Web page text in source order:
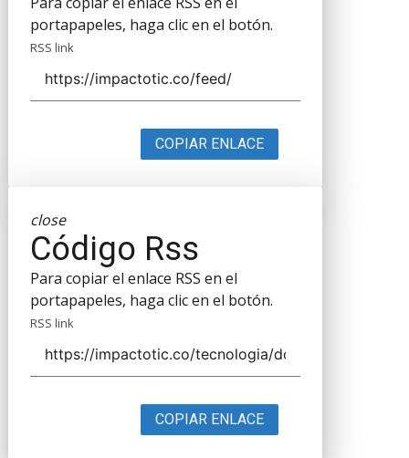
portapapeles, haga clic en el botón.
RSS link
COPIAR ENLACE
close
Código Rss
Para copiar el enlace RSS en el
portapapeles, haga clic en el botón.
RSS link
COPIAR ENLACE